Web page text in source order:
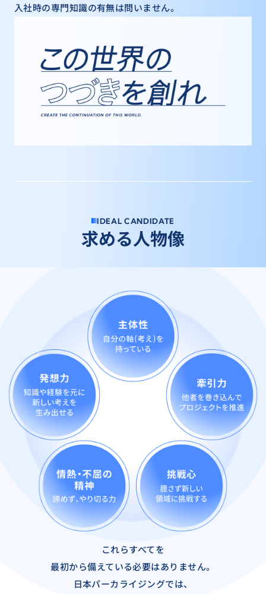
入社時の専門知識の有無は問いません。
IDEAL CANDIDATE
求める人物像
これらすべてを
最初から備えている必要はありません。
日本パーカライジングでは、